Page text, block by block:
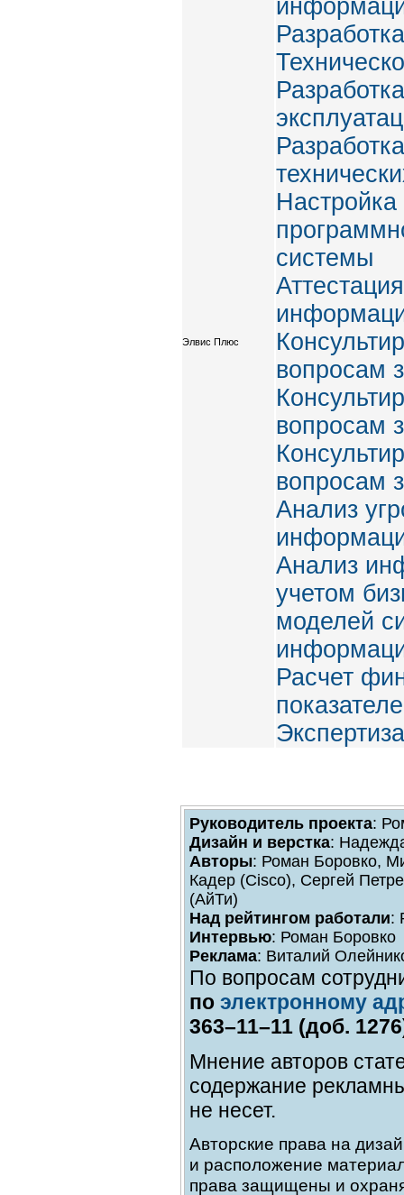
Элвис Плюс
системы
вопросам
вопросам
вопросам
Анализ
Анализ
учетом
моделей
Расчет
Руководитель проекта:
Дизайн и верстка:
Авторы: Роман Боровко,
Кадер (Cisco), Сергей
(АйТи)
Над рейтингом работали:
Интервью: Роман Боровко
Реклама: Виталий
По вопросам
по электронному
363–11–11 (доб.
Мнение авторов
содержание
не несет.
Авторские права на
и расположение
права защищены и